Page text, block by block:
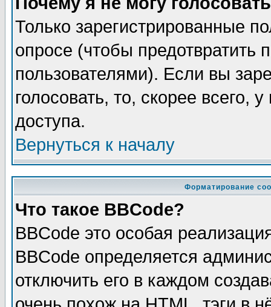
Только зарегистрированные
опросе (чтобы предотвратить
пользователями). Если вы
голосовать, то, скорее всего,
доступа.
Вернуться к началу
Форматирование
Что такое BBCode?
BBCode это особая
BBCode определяется
отключить его в каждом